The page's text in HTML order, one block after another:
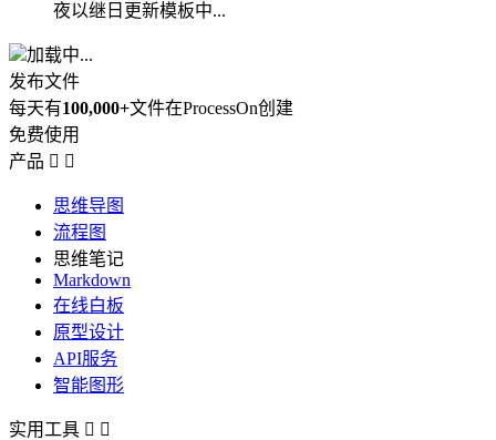
夜以继日更新模板中...
加载中...
发布文件
每天有100,000+文件在ProcessOn创建
免费使用
产品  
思维导图
流程图
思维笔记
Markdown
在线白板
原型设计
API服务
智能图形
实用工具  